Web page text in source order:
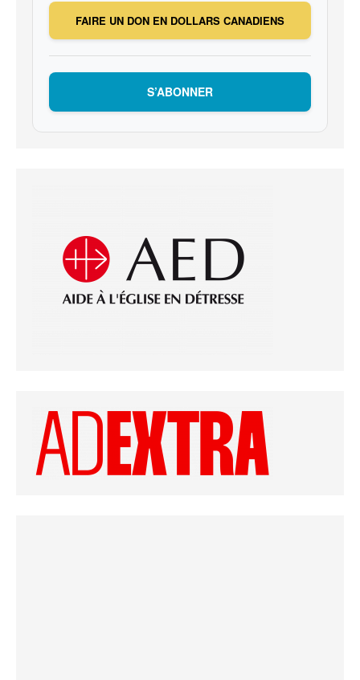
FAIRE UN DON EN DOLLARS CANADIENS
S’ABONNER